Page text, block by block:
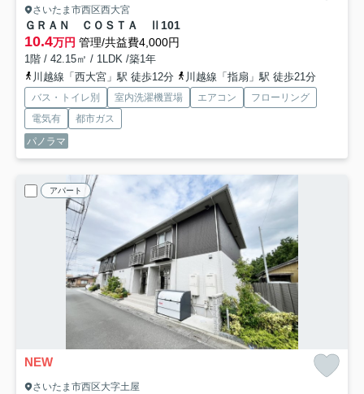
さいたま市西区西大宮
ＧＲＡＮ ＣＯＳＴＡ Ⅱ 101
10.4万円 管理/共益費4,000円
1階 / 42.15㎡ / 1LDK /築1年
川越線「西大宮」駅 徒歩12分
川越線「指扇」駅 徒歩21分
バス・トイレ別 室内洗濯機置場 エアコン
フローリング
電気有
都市ガス
パノラマ
アパート
NEW
さいたま市西区大字土屋